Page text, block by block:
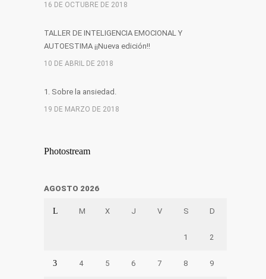
16 DE OCTUBRE DE 2018
TALLER DE INTELIGENCIA EMOCIONAL Y
AUTOESTIMA ¡¡Nueva edición!!
10 DE ABRIL DE 2018
1. Sobre la ansiedad.
19 DE MARZO DE 2018
Photostream
AGOSTO 2026
L M X J V S D
1 2
3 4 5 6 7 8 9